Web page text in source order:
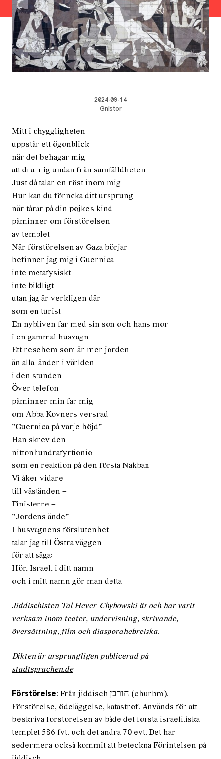
2024-09-14
Gnistor
Mitt i ohyggligheten
uppstår ett ögonblick
när det behagar mig
att dra mig undan från samfälldheten
Just då talar en röst inom mig
Hur kan du förneka ditt ursprung
när tårar på din pojkes kind
påminner om förstörelsen
av templet
När förstörelsen av Gaza börjar
befinner jag mig i Guernica
inte metafysiskt
inte bildligt
utan jag är verkligen där
som en turist
En nybliven far med sin son och hans mor
i en gammal husvagn
Ett resehem som är mer jorden
än alla länder i världen
i den stunden
Över telefon
påminner min far mig
om Abba Kovners versrad
”Guernica på varje höjd”
Han skrev den
nittonhundrafyrtionio
som en reaktion på den första Nakban
Vi åker vidare
till väständen –
Finisterre –
”Jordens ände”
I husvagnens förslutenhet
talar jag till Östra väggen
för att säga:
Hör, Israel, i ditt namn
och i mitt namn gör man detta
Jiddischisten Tal Hever-Chybowski är och har varit
verksam inom teater, undervisning, skrivande,
översättning, film och diasporahebreiska.
Dikten är ursprungligen publicerad på
stadtsprachen.de.
Förstörelse: Från jiddisch חורבן (churbm).
Förstörelse, ödeläggelse, katastrof. Används för att
beskriva förstörelsen av både det första israelitiska
templet 586 fvt. och det andra 70 evt. Det har
sedermera också kommit att beteckna Förintelsen på